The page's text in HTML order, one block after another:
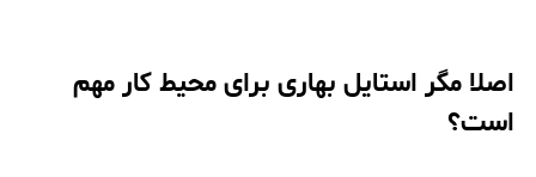
اصلا مگر استایل بهاری برای محیط کار مهم
است؟